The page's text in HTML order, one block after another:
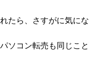
基づく場合等正当な
同意を得ることなく、
供することはありませ
たら、さすがに気に
ソコン転売も同じこ